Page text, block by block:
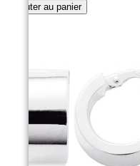
Ajouter au panier